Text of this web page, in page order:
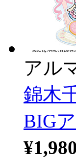
アル
錦木
BIG
¥1,980